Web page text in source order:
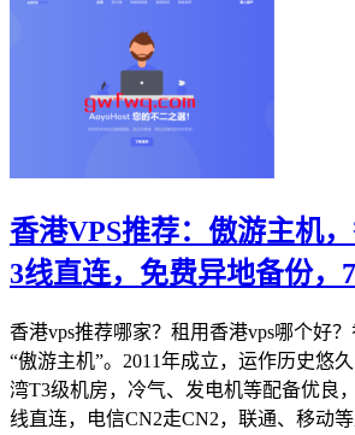
香港VPS推荐：傲游主机
3线直连，免费异地备份，
香港vps推荐哪家？租用香港vps哪个好
“傲游主机”。2011年成立，运作历史悠
湾T3级机房，冷气、发电机等配备优良
线直连，电信CN2走CN2，联通、移动